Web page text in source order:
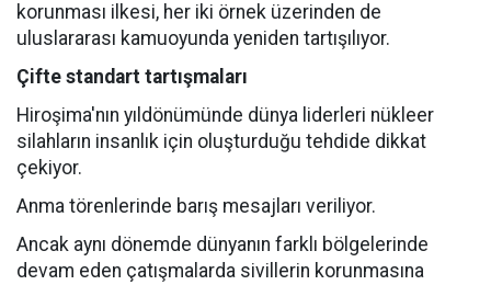
korunması ilkesi, her iki örnek üzerinden de
uluslararası kamuoyunda yeniden tartışılıyor.
Çifte standart tartışmaları
Hiroşima'nın yıldönümünde dünya liderleri nükleer
silahların insanlık için oluşturduğu tehdide dikkat
çekiyor.
Anma törenlerinde barış mesajları veriliyor.
Ancak aynı dönemde dünyanın farklı bölgelerinde
devam eden çatışmalarda sivillerin korunmasına